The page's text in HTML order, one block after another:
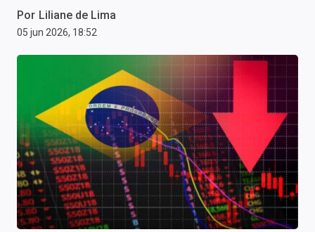
Anuncie
Últimas Notícias
Cotações
Comprar ou vender?
Carteiras Recomendadas
Central de Dividendos
Por Liliane de Lima
05 jun 2026, 18:52